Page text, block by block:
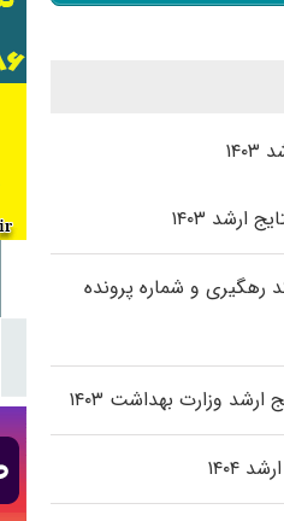
ارشد ۱۴۰۳
رهگیری و شماره پرونده
ارشد وزارت بهداشت ۱۴۰۳
۱۴۰۴